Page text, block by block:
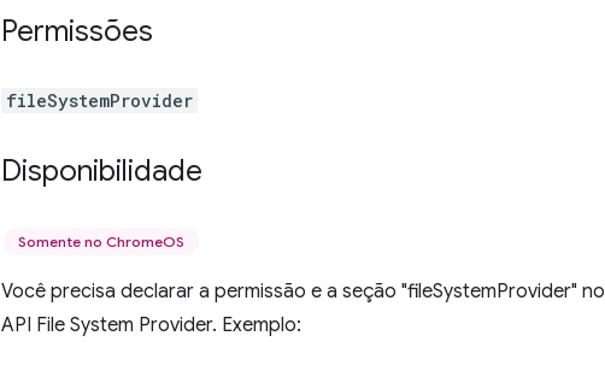
Permissões
fileSystemProvider
Disponibilidade
Somente no ChromeOS
Você precisa declarar a permissão e a seção "fileSystemProvider" no
API File System Provider. Exemplo: